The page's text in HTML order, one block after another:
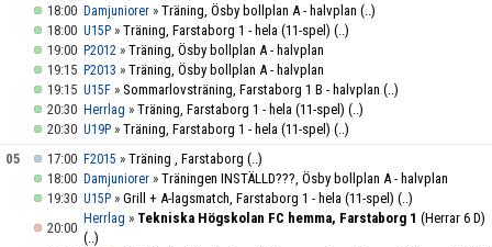
18:00 Damjuniorer » Träning, Ösby bollplan A - halvplan (..)
18:00 U15P » Träning, Farstaborg 1 - hela (11-spel) (..)
19:00 P2012 » Träning, Ösby bollplan A - halvplan
19:15 P2013 » Träning, Ösby bollplan A - halvplan
19:15 U15F » Sommarlovsträning, Farstaborg 1 B - halvplan (..)
20:30 Herrlag » Träning, Farstaborg 1 - hela (11-spel) (..)
20:30 U19P » Träning, Farstaborg 1 - hela (11-spel) (..)
05
17:00 F2015 » Träning , Farstaborg (..)
18:00 Damjuniorer » Träningen INSTÄLLD???, Ösby bollplan A - halvplan
19:30 U15P » Grill + A-lagsmatch, Farstaborg 1 - hela (11-spel) (..)
20:00
Herrlag » Tekniska Högskolan FC hemma, Farstaborg 1 (Herrar 6 D)
(..)